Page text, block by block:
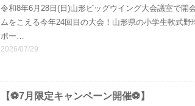
令和8年6月28日(日)山形ビッグウイング大会議室で開
ムをこえる今年24回目の大会！山形県の小学生軟式
ポー…
2026/07/29
【⚽7月限定キャンペーン開催⚽️】